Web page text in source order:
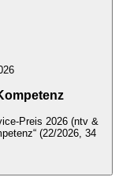
Preis 2026 (ntv &
(22/2026, 34